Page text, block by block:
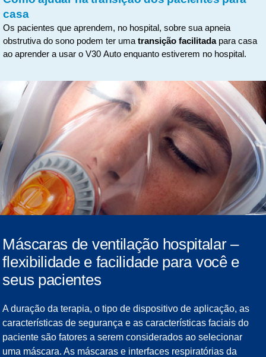
casa
Os pacientes que aprendem, no hospital, sobre sua apneia
obstrutiva do sono podem ter umatransição facilitadapara casa
ao aprender a usar o V30 Auto enquanto estiverem no hospital.
Máscaras de ventilação hospitalar –
flexibilidade e facilidade para você e
seus pacientes
A duração da terapia, o tipo de dispositivo de aplicação, as
características de segurança e as características faciais do
paciente são fatores a serem considerados ao selecionar
uma máscara. As máscaras e interfaces respiratórias da